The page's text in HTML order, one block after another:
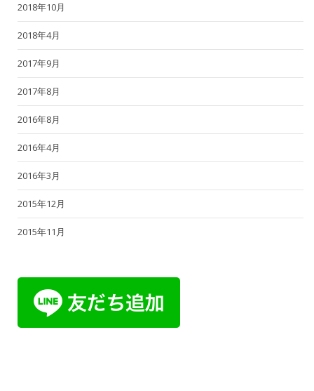
2018年10月
2018年4月
2017年9月
2017年8月
2016年8月
2016年4月
2016年3月
2015年12月
2015年11月